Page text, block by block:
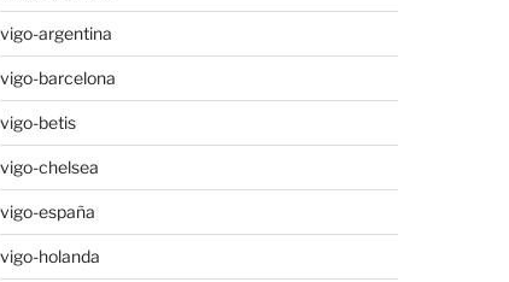
vigo-argentina
vigo-barcelona
vigo-betis
vigo-chelsea
vigo-españa
vigo-holanda